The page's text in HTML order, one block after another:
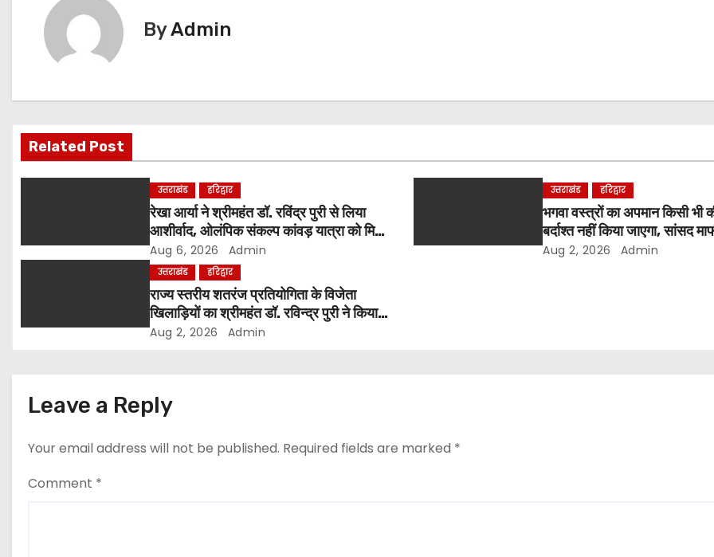
v
i
t
o
ByAdmin
Related Post
उत्तराखंड हरिद्वार
रेखा आर्या ने श्रीमहंत डॉ. रविंद्र पुरी से लिया
आशीर्वाद, ओलंपिक संकल्प कांवड़ यात्रा को मिला
संतों का समर्थन
Aug 6, 2026 Admin
उत्तराखंड हरिद्वार
भगवा वस्त्रों का अपमान किसी भी
बर्दाश्त नहीं किया जाएगा, सांसद
श्रीमहंत डॉ. रविंद्र पुरी महाराज
Aug 2, 2026 Admin
उत्तराखंड हरिद्वार
राज्य स्तरीय शतरंज प्रतियोगिता के विजेता
खिलाड़ियों का श्रीमहंत डॉ. रविन्द्र पुरी ने किया
सम्मान
Aug 2, 2026 Admin
Leave a Reply
Your email address will not be published. Required fields are marked *
Comment *